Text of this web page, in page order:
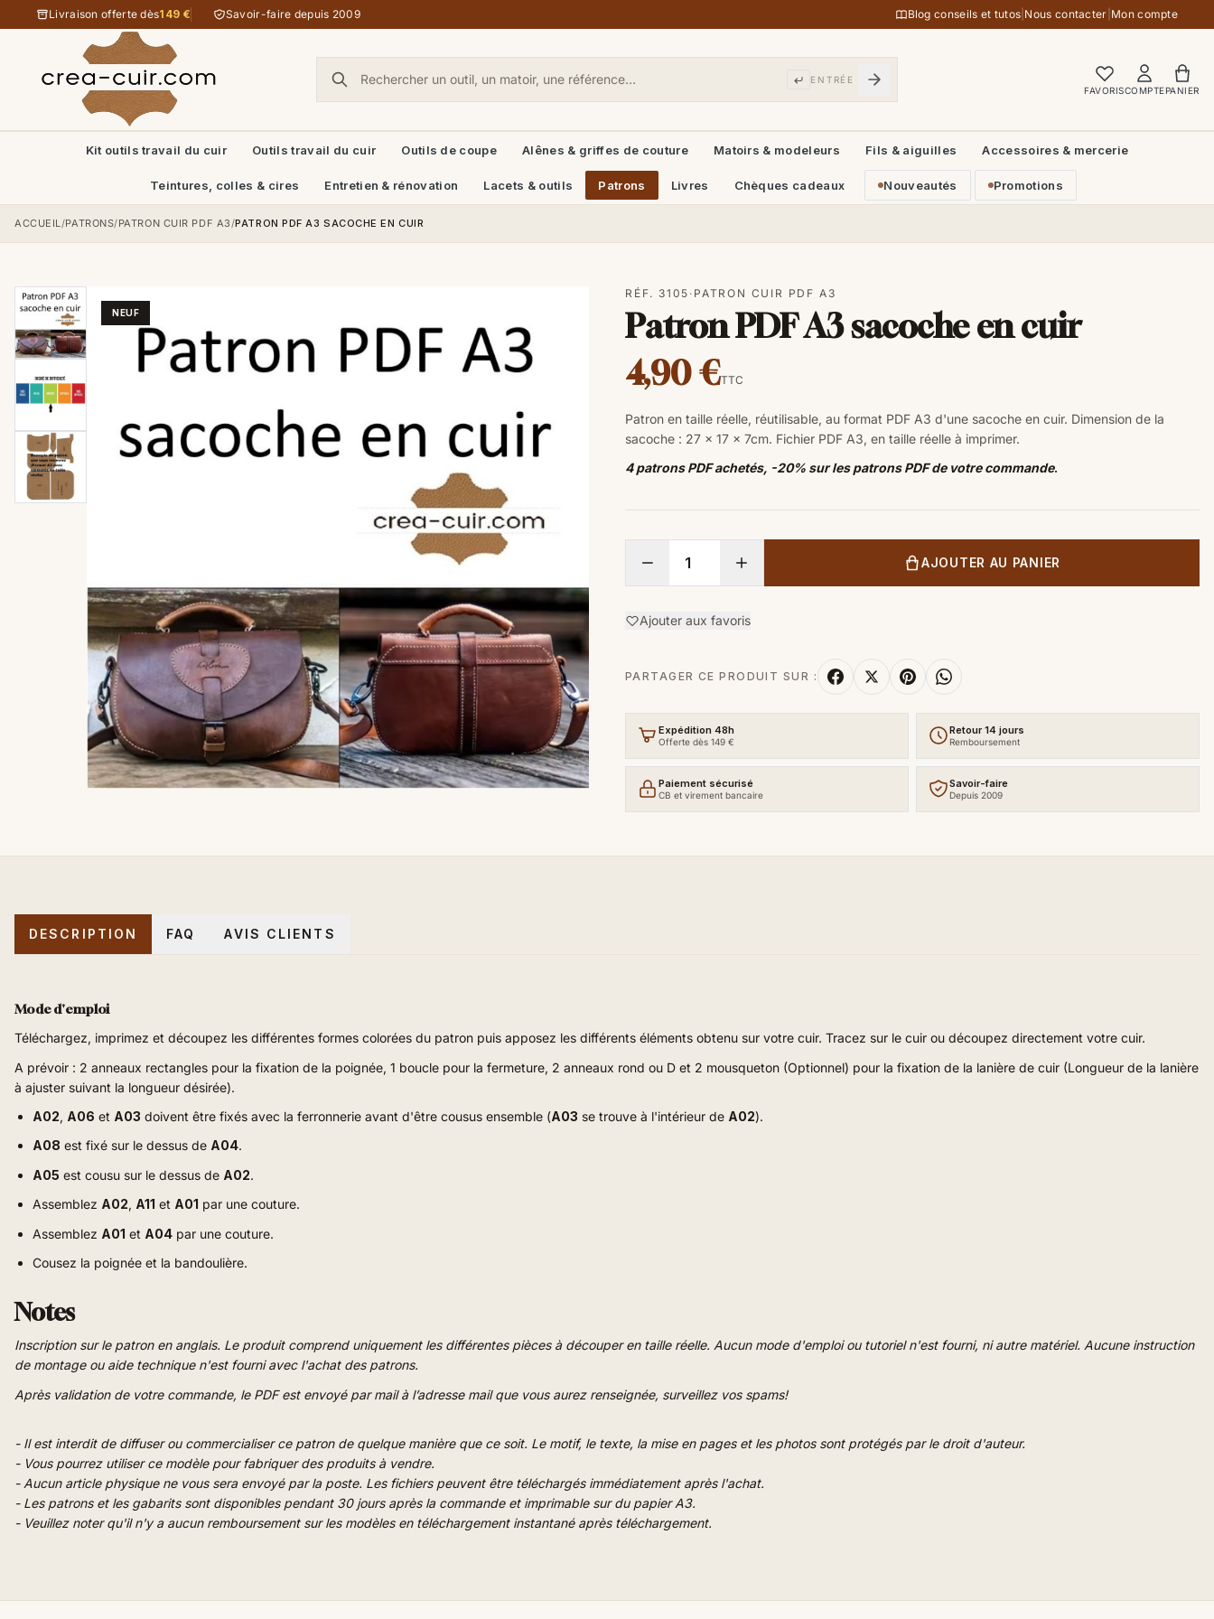
Aller au contenu
Livraison offerte dès149 € Savoir-faire depuis 2009 Blog conseils et tutos Nous contacter Mon compte
ENTRÉE
FAVORISCOMPTEPANIER
Kit outils travail du cuir Outils travail du cuir Outils de coupe Alênes & griffes de couture Matoirs & modeleurs Fils & aiguilles Accessoires & mercerie
Teintures, colles & cires Entretien & rénovation Lacets & outils Patrons Livres Chèques cadeaux Nouveautés Promotions
ACCUEIL/PATRONS/PATRON CUIR PDF A3/PATRON PDF A3 SACOCHE EN CUIR
NEUF
RÉF. 3105 · PATRON CUIR PDF A3
Patron PDF A3 sacoche en cuir
4,90 €TTC
Patron en taille réelle, réutilisable, au format PDF A3 d'une sacoche en cuir. Dimension de la
sacoche : 27 x 17 x 7cm. Fichier PDF A3, en taille réelle à imprimer.
4 patrons PDF achetés, -20% sur les patrons PDF de votre commande.
AJOUTER AU PANIER
Ajouter aux favoris
PARTAGER CE PRODUIT SUR :
Expédition 48h
Offerte dès 149 €
Retour 14 jours
Remboursement
Paiement sécurisé
CB et virement bancaire
Savoir-faire
Depuis 2009
DESCRIPTION FAQ AVIS CLIENTS
Mode d'emploi
Téléchargez, imprimez et découpez les différentes formes colorées du patron puis apposez les différents éléments obtenu sur votre cuir. Tracez sur le cuir ou découpez directement votre cuir.
A prévoir : 2 anneaux rectangles pour la fixation de la poignée, 1 boucle pour la fermeture, 2 anneaux rond ou D et 2 mousqueton (Optionnel) pour la fixation de la lanière de cuir (Longueur de la lanière
à ajuster suivant la longueur désirée).
A02, A06 et A03 doivent être fixés avec la ferronnerie avant d'être cousus ensemble (A03 se trouve à l'intérieur de A02).
A08 est fixé sur le dessus de A04.
A05 est cousu sur le dessus de A02.
Assemblez A02, A11 et A01 par une couture.
Assemblez A01 et A04 par une couture.
Cousez la poignée et la bandoulière.
Notes
Inscription sur le patron en anglais. Le produit comprend uniquement les différentes pièces à découper en taille réelle. Aucun mode d'emploi ou tutoriel n'est fourni, ni autre matériel. Aucune instruction
de montage ou aide technique n'est fourni avec l'achat des patrons.
Après validation de votre commande, le PDF est envoyé par mail à l’adresse mail que vous aurez renseignée, surveillez vos spams!
- Il est interdit de diffuser ou commercialiser ce patron de quelque manière que ce soit. Le motif, le texte, la mise en pages et les photos sont protégés par le droit d'auteur.
- Vous pourrez utiliser ce modèle pour fabriquer des produits à vendre.
- Aucun article physique ne vous sera envoyé par la poste. Les fichiers peuvent être téléchargés immédiatement après l'achat.
- Les patrons et les gabarits sont disponibles pendant 30 jours après la commande et imprimable sur du papier A3.
- Veuillez noter qu'il n'y a aucun remboursement sur les modèles en téléchargement instantané après téléchargement.